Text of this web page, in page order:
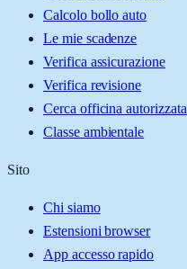
Calcolo bollo auto
Le mie scadenze
Verifica assicurazione
Verifica revisione
Cerca officina autorizzata
Classe ambientale
Sito
Chi siamo
Estensioni browser
App accesso rapido